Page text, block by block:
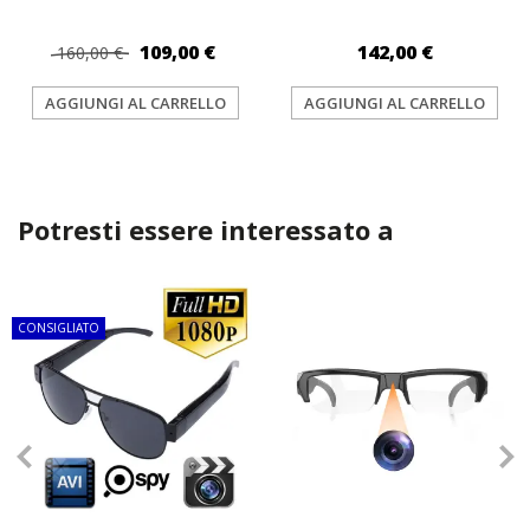
160,00 € 109,00 €
AGGIUNGI AL CARRELLO
142,00 €
AGGIUNGI AL CARRELLO
Potresti essere interessato a
CONSIGLIATO